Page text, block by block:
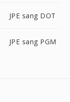
JPE sang DOT
JPE sang PGM